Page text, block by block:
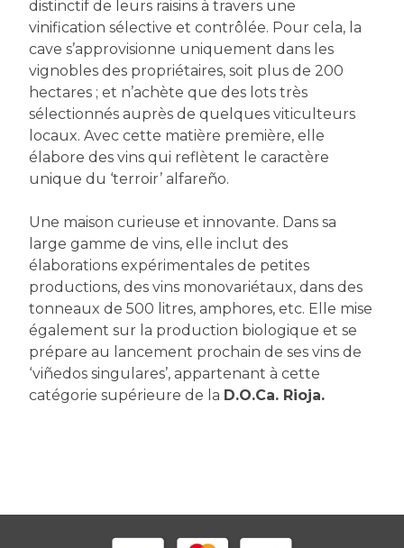
distinctif de leurs raisins à travers une
vinification sélective et contrôlée. Pour cela, la
cave s’approvisionne uniquement dans les
vignobles des propriétaires, soit plus de 200
hectares ; et n’achète que des lots très
sélectionnés auprès de quelques viticulteurs
locaux. Avec cette matière première, elle
élabore des vins qui reflètent le caractère
unique du ‘terroir’ alfareño.
Une maison curieuse et innovante. Dans sa
large gamme de vins, elle inclut des
élaborations expérimentales de petites
productions, des vins monovariétaux, dans des
tonneaux de 500 litres, amphores, etc. Elle mise
également sur la production biologique et se
prépare au lancement prochain de ses vins de
‘viñedos singulares’, appartenant à cette
catégorie supérieure de la D.O.Ca. Rioja.